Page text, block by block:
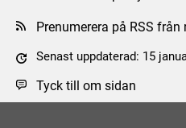
Prenumerera på RSS från
Senast uppdaterad: 15
Tyck till om sidan